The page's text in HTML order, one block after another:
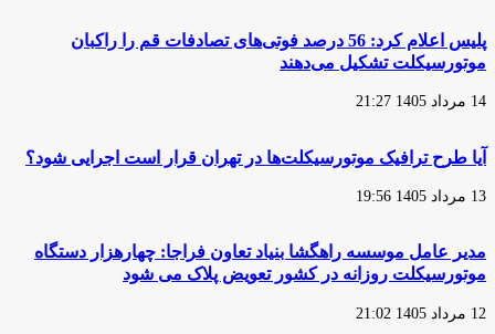
پلیس اعلام کرد: 56 درصد فوتی‌های تصادفات قم را راکبان
موتورسیکلت تشکیل می‌دهند
14 مرداد 1405 21:27
آیا طرح ترافیک موتورسیکلت‌ها در تهران قرار است اجرایی شود؟
13 مرداد 1405 19:56
مدیر عامل موسسه راهگشا بنیاد تعاون فراجا: چهارهزار دستگاه
موتورسیکلت روزانه در کشور تعویض پلاک می شود
12 مرداد 1405 21:02